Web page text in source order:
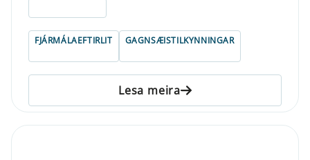
FJÁRMÁLAEFTIRLIT GAGNSÆISTILKYNNINGAR
Lesa meira